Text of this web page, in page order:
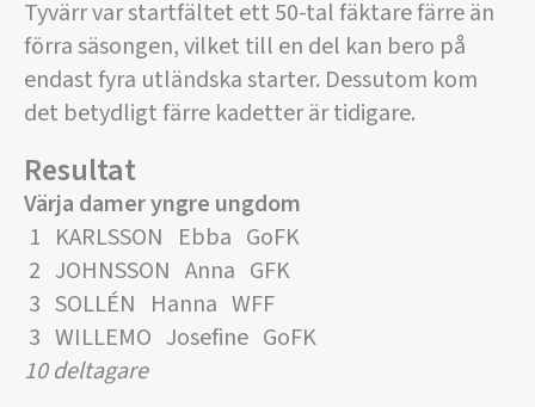
Tyvärr var startfältet ett 50-tal fäktare färre än
förra säsongen, vilket till en del kan bero på
endast fyra utländska starter. Dessutom kom
det betydligt färre kadetter är tidigare.
Resultat
Värja damer yngre ungdom
1 KARLSSON Ebba GoFK
2 JOHNSSON Anna GFK
3 SOLLÉN Hanna WFF
3 WILLEMO Josefine GoFK
10 deltagare